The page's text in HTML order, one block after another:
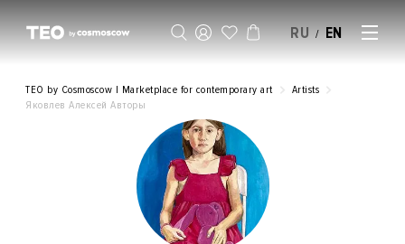
RU / EN
TEO by Cosmoscow | Marketplace for contemporary art
Artists
Яковлев Алексей Авторы